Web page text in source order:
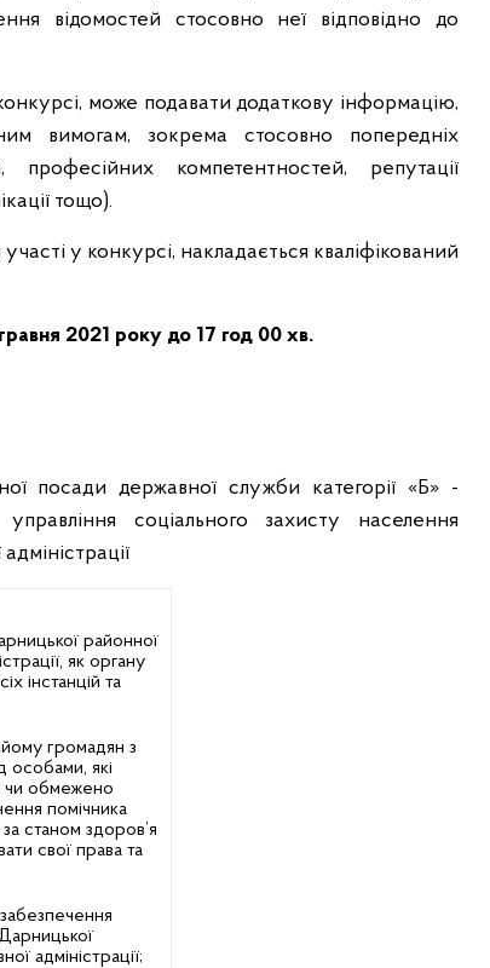
відомостей стосовно неї відповідно до
може подавати додаткову інформацію,
вимогам, зокрема стосовно попередніх
професійних компетентностей, репутації
тощо).
у конкурсі, накладається кваліфікований
2021 року до 17 год 00 хв.
посади державної служби категорії «Б» -
соціального захисту населення
районної
як органу
інстанцій та
громадян з
особами, які
чи обмежено
помічника
за станом здоров’я
свої права та
адміністрації;